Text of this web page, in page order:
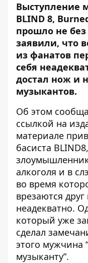
Выступление
BLIND 8,
прошло не
заявили, что
из фанатов
себя
достал нож и
музыкантов.
Об этом
ссылкой на
материале
басиста
алкоголя и в
во время
врезаются друг
неадекватно.
который уже
сделал
этого мужчина
музыканту”.